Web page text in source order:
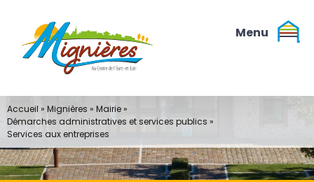
contenu
Accueil » Mignières » Mairie»
Démarches administratives et services publics »
Services aux entreprises